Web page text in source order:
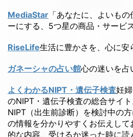
MediaStar 「あなたに、よいも
ーにする、5つ星の商品・サービ
RiseLife生活に豊かさを、心に安
ガネーシャの占い館心の迷いを占
よくわかるNIPT・遺伝子検査妊
のNIPT・遺伝子検査の総合サイト
NIPT（出生前診断）を検討中の
の情報を分かりやすくお伝えし
的な内容、受けるか迷った時に